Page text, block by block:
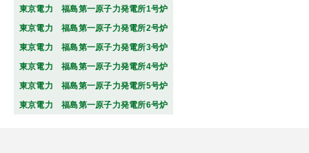
東京電力 福島第一原子力発電所1号炉
東京電力 福島第一原子力発電所2号炉
東京電力 福島第一原子力発電所3号炉
東京電力 福島第一原子力発電所4号炉
東京電力 福島第一原子力発電所5号炉
東京電力 福島第一原子力発電所6号炉